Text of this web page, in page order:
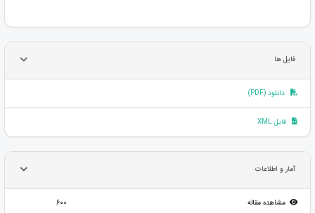
فایل ها
دانلود (PDF)
فایل XML
آمار و اطلاعات
مشاهده مقاله 600